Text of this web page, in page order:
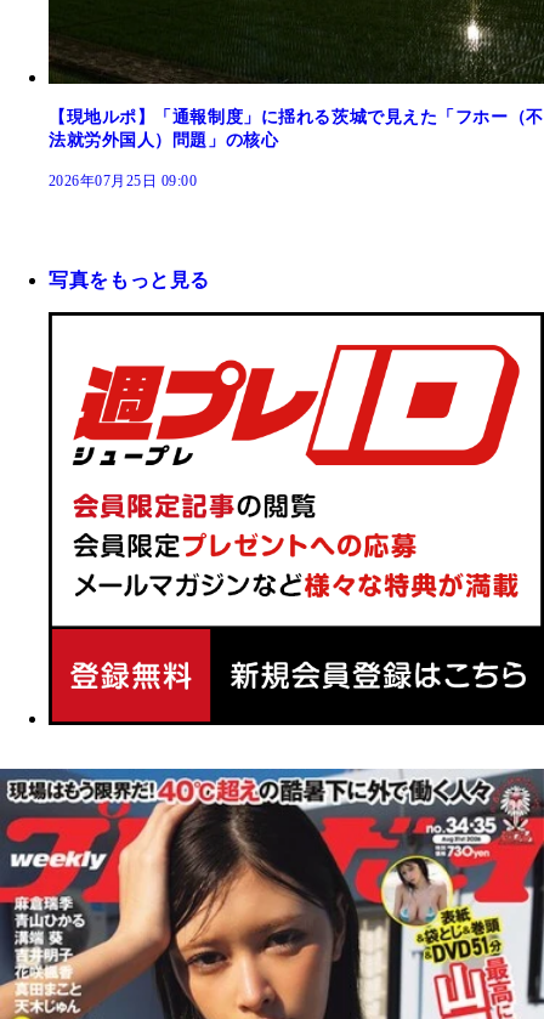
【現地ルポ】「通報制度」に揺れる茨城で見えた「フホー（不
法就労外国人）問題」の核心
2026年07月25日 09:00
写真をもっと見る